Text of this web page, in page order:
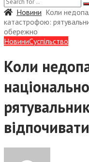
Новини Коли
катастрофою:
обережно
НовиниСуспiльство
Коли